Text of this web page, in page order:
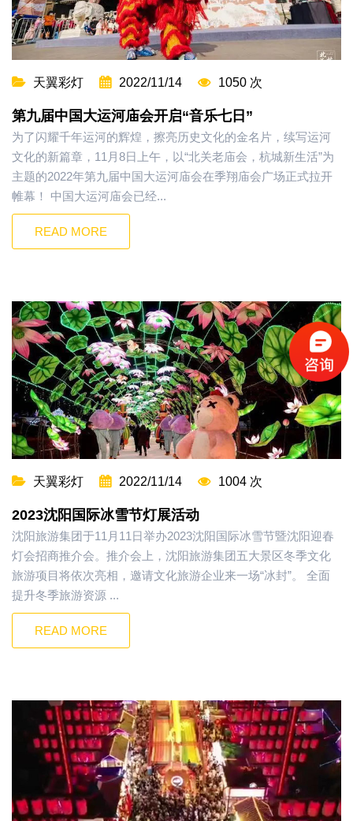
天翼彩灯 2022/11/14 1050 次
第九届中国大运河庙会开启“音乐七日”
为了闪耀千年运河的辉煌，擦亮历史文化的金名片，续写运河
文化的新篇章，11月8日上午，以“北关老庙会，杭城新生活”为
主题的2022年第九届中国大运河庙会在季翔庙会广场正式拉开
帷幕！ 中国大运河庙会已经...
READ MORE
天翼彩灯 2022/11/14 1004 次
2023沈阳国际冰雪节灯展活动
沈阳旅游集团于11月11日举办2023沈阳国际冰雪节暨沈阳迎春
灯会招商推介会。推介会上，沈阳旅游集团五大景区冬季文化
旅游项目将依次亮相，邀请文化旅游企业来一场“冰封”。 全面
提升冬季旅游资源 ...
READ MORE